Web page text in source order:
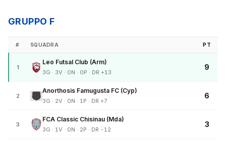
GRUPPO F
# SQUADRA PT
1
Leo Futsal Club (Arm)
3G · 3V · 0N · 0P · DR +13
9
2
Anorthosis Famugusta FC (Cyp)
3G · 2V · 0N · 1P · DR +7
6
3
FCA Classic Chisinau (Mda)
3G · 1V · 0N · 2P · DR -12
3